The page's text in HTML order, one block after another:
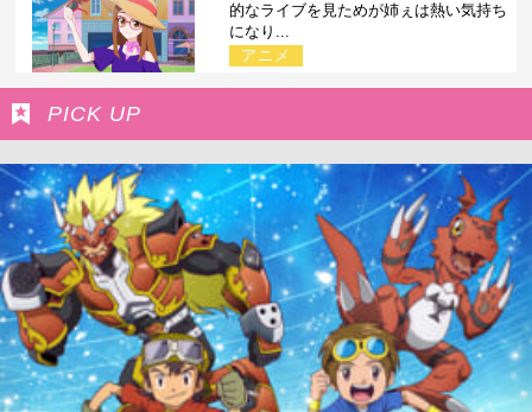
的なライブを見ためが姉ぇは熱い気持ち
になり...
アニメ
PICK UP